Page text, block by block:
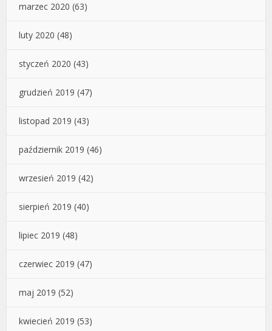
marzec 2020 (63)
luty 2020 (48)
styczeń 2020 (43)
grudzień 2019 (47)
listopad 2019 (43)
październik 2019 (46)
wrzesień 2019 (42)
sierpień 2019 (40)
lipiec 2019 (48)
czerwiec 2019 (47)
maj 2019 (52)
kwiecień 2019 (53)